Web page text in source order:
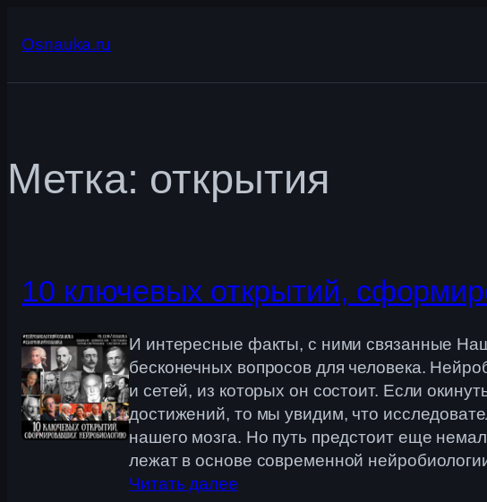
Osnauka.ru
Метка: открытия
10 ключевых открытий,
И интересные факты, с ними связанные
бесконечных вопросов для человека.
и сетей, из которых он состоит. Если
достижений, то мы увидим, что
нашего мозга. Но путь предстоит еще
лежат в основе современной
Читать далее